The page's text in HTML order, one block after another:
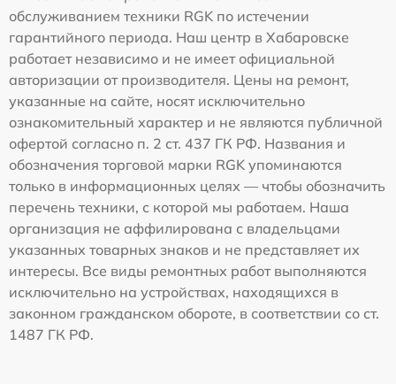
обслуживанием техники RGK по истечении
гарантийного периода. Наш центр в Хабаровске
работает независимо и не имеет официальной
авторизации от производителя. Цены на ремонт,
указанные на сайте, носят исключительно
ознакомительный характер и не являются публичной
офертой согласно п. 2 ст. 437 ГК РФ. Названия и
обозначения торговой марки RGK упоминаются
только в информационных целях — чтобы обозначить
перечень техники, с которой мы работаем. Наша
организация не аффилирована с владельцами
указанных товарных знаков и не представляет их
интересы. Все виды ремонтных работ выполняются
исключительно на устройствах, находящихся в
законном гражданском обороте, в соответствии со ст.
1487 ГК РФ.